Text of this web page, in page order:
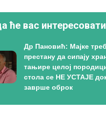
ће вас интересовати
Др Пановић: Мајке
престану да сипају
тањире целој
стола се НЕ УСТАЈЕ
заврше оброк